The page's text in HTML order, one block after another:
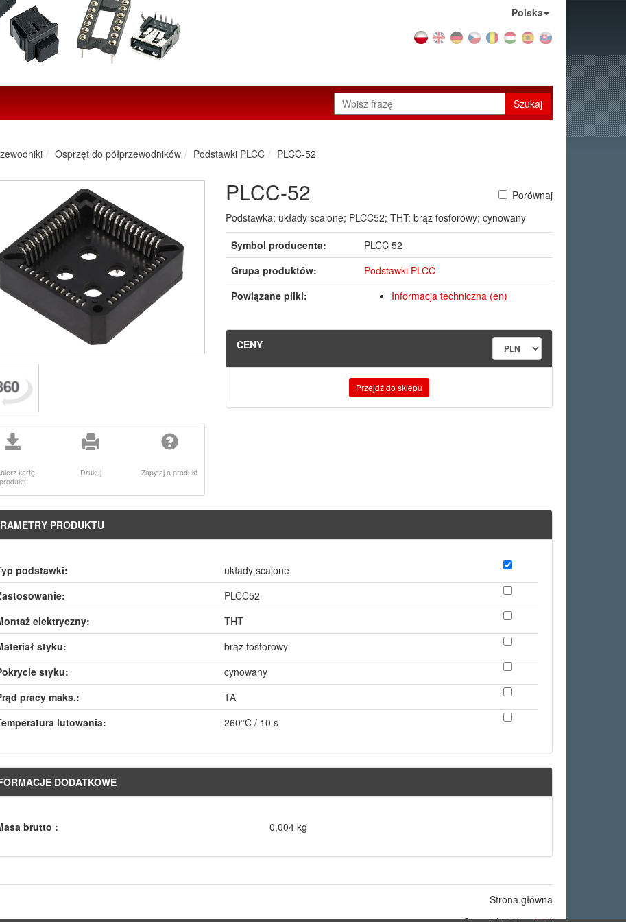
Polska
Szukaj
Osprzęt do półprzewodników Podstawki PLCC PLCC-52
kartę
produktu
Drukuj Zapytaj o produkt
PLCC-52
Porównaj
Podstawka: układy scalone; PLCC52; THT; brąz fosforowy; cynowany
Symbol producenta:
PLCC 52
Grupa produktów:
Podstawki PLCC
Powiązane pliki:
Informacja techniczna (en)
CENY
Przejdź do sklepu
PRODUKTU
podstawki:
układy scalone
PLCC52
elektryczny:
THT
styku:
brąz fosforowy
styku:
cynowany
pracy maks.:
1A
lutowania:
260°C / 10 s
DODATKOWE
brutto : 0,004 kg
Strona główna